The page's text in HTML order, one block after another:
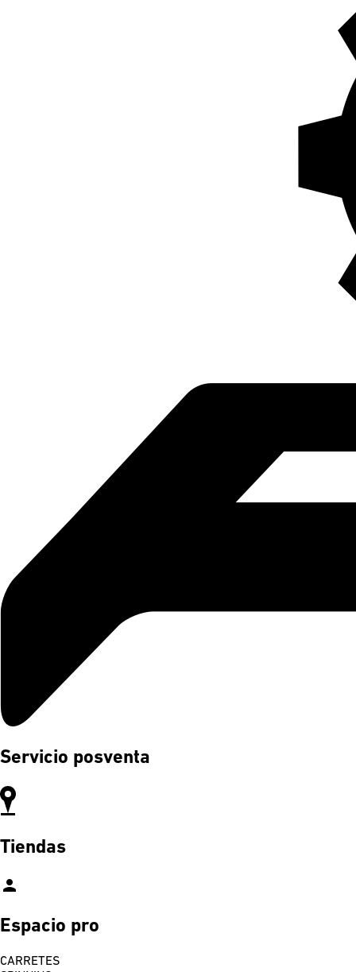
Servicio posventa
Tiendas
person
Espacio pro
CARRETES